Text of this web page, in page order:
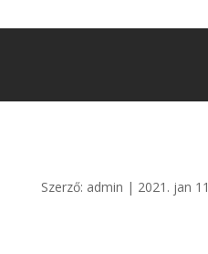
Szerző: admin | 2021. jan 11